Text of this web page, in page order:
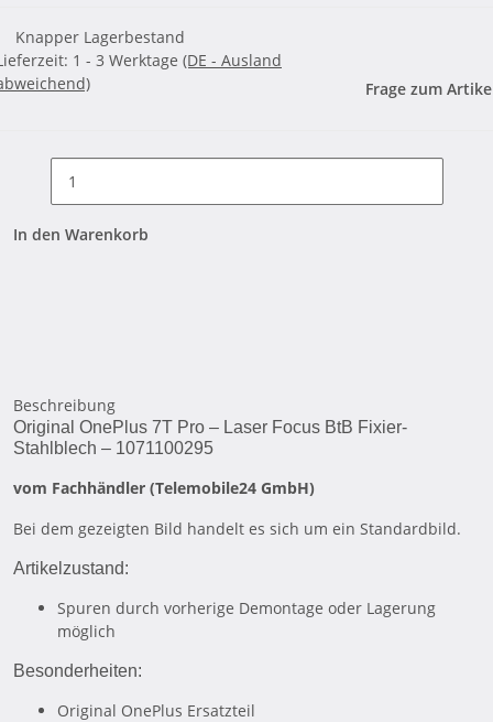
Knapper Lagerbestand
1 - 3 Werktage (DE - Ausland
Frage zum
In den Warenkorb
Beschreibung
Original OnePlus 7T Pro – Laser Focus BtB Fixier-
Stahlblech – 1071100295
vom Fachhändler (Telemobile24 GmbH)
Bei dem gezeigten Bild handelt es sich um ein Standardbild.
Artikelzustand:
Spuren durch vorherige Demontage oder Lagerung
möglich
Besonderheiten:
Original OnePlus Ersatzteil